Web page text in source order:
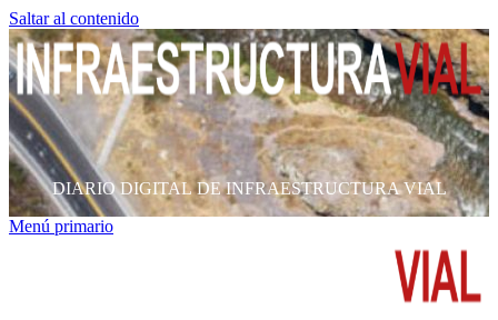
Saltar al contenido
DIARIO DIGITAL DE INFRAESTRUCTURA VIAL
Menú primario